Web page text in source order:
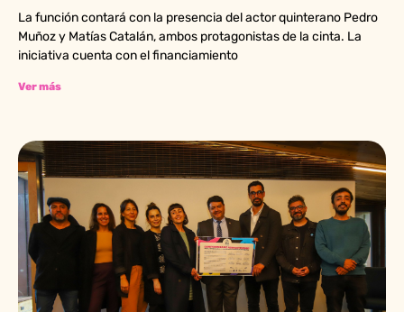
La función contará con la presencia del actor quinterano Pedro
Muñoz y Matías Catalán, ambos protagonistas de la cinta. La
iniciativa cuenta con el financiamiento
Ver más